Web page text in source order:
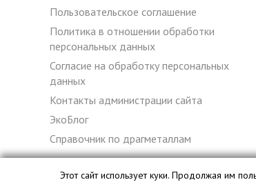
Пользовательское соглашение
Политика в отношении обработки
персональных данных
Согласие на обработку персональных
данных
Контакты администрации сайта
ЭкоБлог
Справочник по драгметаллам
Этот сайт использует куки. Продолжая им